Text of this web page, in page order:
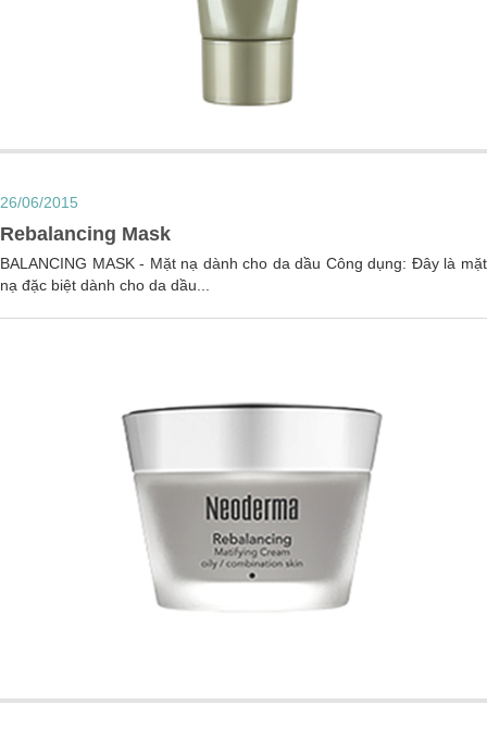
26/06/2015
Rebalancing Mask
BALANCING MASK - Mặt nạ dành cho da dầu Công dụng: Đây là mặt
nạ đặc biệt dành cho da dầu...